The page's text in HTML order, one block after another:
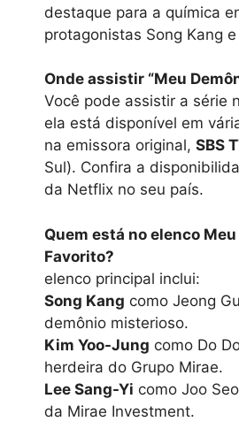
destaque para a química
protagonistas Song Kang
Onde assistir “Meu
Você pode assistir a série
ela está disponível em
na emissora original, SBS
Sul). Confira a
da Netflix no seu país.
Quem está no elenco
Favorito?
elenco principal inclui:
Song Kang como Jeong
demônio misterioso.
Kim Yoo-Jung como Do
herdeira do Grupo Mirae.
Lee Sang-Yi como Joo
da Mirae Investment.